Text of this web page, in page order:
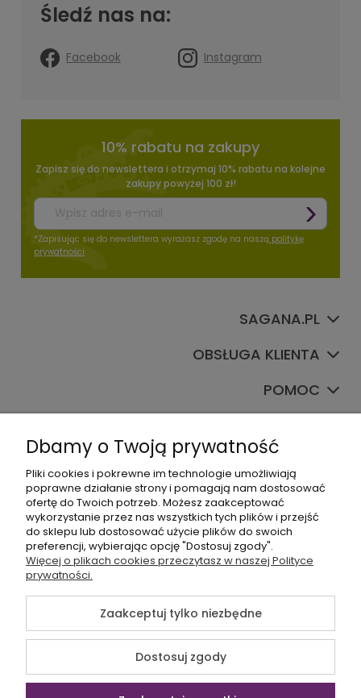
Śledź nas na:
Facebook Instagram
10% rabatu na zakupy
Zapisz się do newslettera i otrzymaj 10% rabatu na kolejne
zakupy powyżej 100 zł!
*Zapisując się do newslettera wyrażasz zgodę na naszą politykę
prywatności
SAGANA.PL
OBSŁUGA KLIENTA
POMOC
+48535745555
Szablon Flex byEcommercy
Dbamy o Twoją prywatność
Pliki cookies i pokrewne im technologie umożliwiają
poprawne działanie strony i pomagają nam dostosować
ofertę do Twoich potrzeb. Możesz zaakceptować
wykorzystanie przez nas wszystkich tych plików i przejść
do sklepu lub dostosować użycie plików do swoich
preferencji, wybierając opcję "Dostosuj zgody".
Więcej o plikach cookies przeczytasz w naszej Polityce
prywatności.
Zaakceptuj tylko niezbędne
Dostosuj zgody